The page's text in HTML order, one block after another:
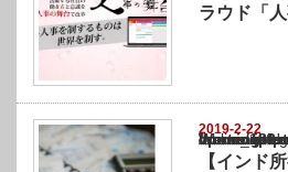
ラウド「
2019-2-22
Warning
: Undefined array key
/home/netst/kuno-
on line183
【インド